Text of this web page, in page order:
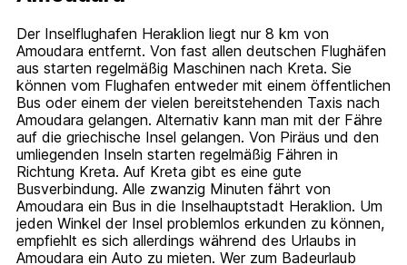
Der Inselflughafen Heraklion liegt nur 8 km von
Amoudara entfernt. Von fast allen deutschen Flughäfen
aus starten regelmäßig Maschinen nach Kreta. Sie
können vom Flughafen entweder mit einem öffentlichen
Bus oder einem der vielen bereitstehenden Taxis nach
Amoudara gelangen. Alternativ kann man mit der Fähre
auf die griechische Insel gelangen. Von Piräus und den
umliegenden Inseln starten regelmäßig Fähren in
Richtung Kreta. Auf Kreta gibt es eine gute
Busverbindung. Alle zwanzig Minuten fährt von
Amoudara ein Bus in die Inselhauptstadt Heraklion. Um
jeden Winkel der Insel problemlos erkunden zu können,
empfiehlt es sich allerdings während des Urlaubs in
Amoudara ein Auto zu mieten. Wer zum Badeurlaub